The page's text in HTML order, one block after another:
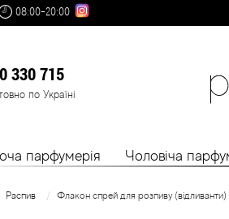
08:00-20:00
330 715
по Україні
парфумерія Чоловіча
Распив Флакон спрей для розпиву